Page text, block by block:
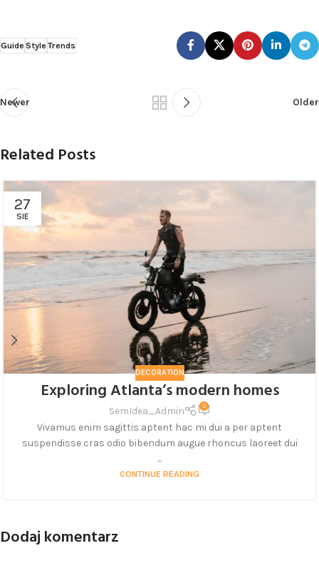
Guide Style Trends
Newer Older
Related Posts
27
SIE
DECORATION
Exploring Atlanta’s modern homes
SemIdea_Admin 3
Vivamus enim sagittis aptent hac mi dui a per aptent
suspendisse cras odio bibendum augue rhoncus laoreet dui
...
CONTINUE READING
Dodaj komentarz